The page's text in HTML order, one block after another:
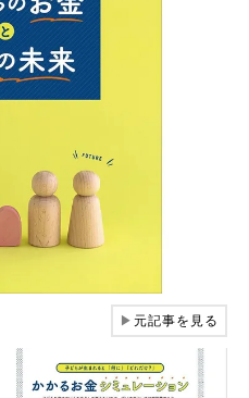
▶元記事を見る